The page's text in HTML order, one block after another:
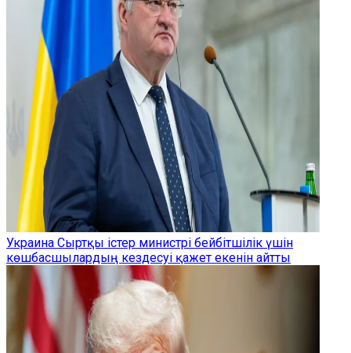
Украина Сыртқы істер министрі бейбітшілік үшін
көшбасшылардың кездесуі қажет екенін айтты